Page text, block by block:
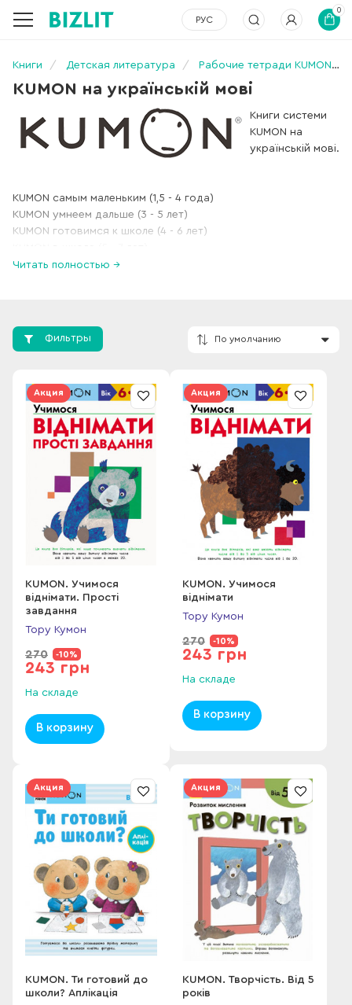
РУС
0
Книги Детская литература Рабочие тетради KUMON. Все книги серии!
KUMON на українській мові
Книги системи
KUMON на
українській мові.
KUMON самым маленьким (1,5 - 4 года)
KUMON умнеем дальше (3 - 5 лет)
KUMON готовимся к школе (4 - 6 лет)
KUMON в школе (6 - 8 лет)
Читать полностью →
Фильтры
По умолчанию
Акция
KUMON. Учимося
віднімати. Прості
завдання
Тору Кумон
270 -10%
243 грн
На складе
В корзину
Акция
KUMON. Учимося
віднімати
Тору Кумон
270 -10%
243 грн
На складе
В корзину
Акция
KUMON. Ти готовий до
школи? Аплікація
Акция
KUMON. Творчість. Від 5
років